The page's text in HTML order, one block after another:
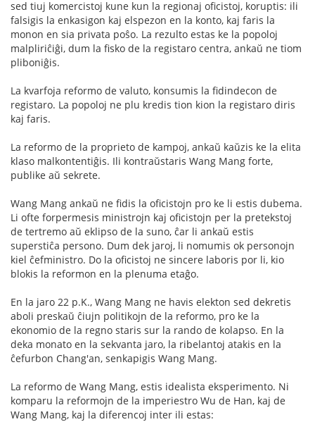
sed tiuj komercistoj kune kun la regionaj oficistoj, koruptis: ili
falsigis la enkasigon kaj elspezon en la konto, kaj faris la
monon en sia privata poŝo. La rezulto estas ke la popoloj
malpliriĉiĝi, dum la fisko de la registaro centra, ankaŭ ne tiom
pliboniĝis.
La kvarfoja reformo de valuto, konsumis la fidindecon de
registaro. La popoloj ne plu kredis tion kion la registaro diris
kaj faris.
La reformo de la proprieto de kampoj, ankaŭ kaŭzis ke la elita
klaso malkontentiĝis. Ili kontraŭstaris Wang Mang forte,
publike aŭ sekrete.
Wang Mang ankaŭ ne fidis la oficistojn pro ke li estis dubema.
Li ofte forpermesis ministrojn kaj oficistojn per la pretekstoj
de tertremo aŭ eklipso de la suno, ĉar li ankaŭ estis
superstiĉa persono. Dum dek jaroj, li nomumis ok personojn
kiel ĉefministro. Do la oficistoj ne sincere laboris por li, kio
blokis la reformon en la plenuma etaĝo.
En la jaro 22 p.K., Wang Mang ne havis elekton sed dekretis
aboli preskaŭ ĉiujn politikojn de la reformo, pro ke la
ekonomio de la regno staris sur la rando de kolapso. En la
deka monato en la sekvanta jaro, la ribelantoj atakis en la
ĉefurbon Chang'an, senkapigis Wang Mang.
La reformo de Wang Mang, estis idealista eksperimento. Ni
komparu la reformojn de la imperiestro Wu de Han, kaj de
Wang Mang, kaj la diferencoj inter ili estas: